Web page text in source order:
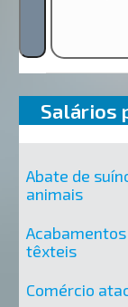
Salários
Abate de
animais
têxteis
Comércio